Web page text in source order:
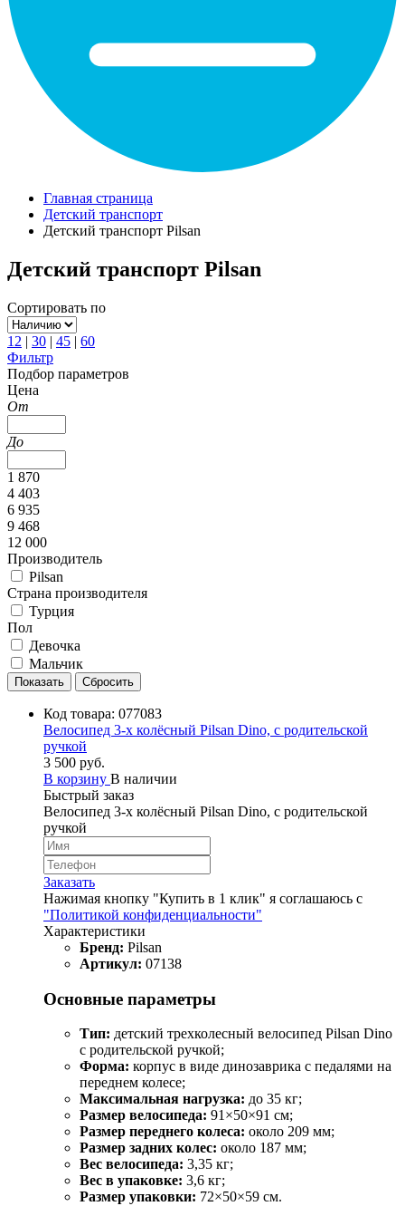
Главная страница
Детский транспорт
Детский транспорт Pilsan
Детский транспорт Pilsan
Сортировать по
12 | 30 | 45 | 60
Фильтр
Подбор параметров
Цена
От
До
1 870
4 403
6 935
9 468
12 000
Производитель
Pilsan
Страна производителя
Турция
Пол
Девочка
Мальчик
Код товара: 077083
Велосипед 3-х колёсный Pilsan Dino, с родительской
ручкой
3 500 руб.
В корзину В наличии
Быстрый заказ
Велосипед 3-х колёсный Pilsan Dino, с родительской
ручкой
Заказать
Нажимая кнопку "Купить в 1 клик" я соглашаюсь с
"Политикой конфиденциальности"
Характеристики
Бренд: Pilsan
Артикул: 07138
Основные параметры
Тип: детский трехколесный велосипед Pilsan Dino
с родительской ручкой;
Форма: корпус в виде динозаврика с педалями на
переднем колесе;
Максимальная нагрузка: до 35 кг;
Размер велосипеда: 91×50×91 см;
Размер переднего колеса: около 209 мм;
Размер задних колес: около 187 мм;
Вес велосипеда: 3,35 кг;
Вес в упаковке: 3,6 кг;
Размер упаковки: 72×50×59 см.